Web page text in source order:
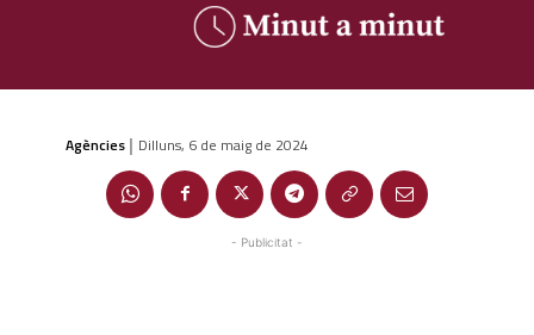
Agències | Dilluns, 6 de maig de 2024
- Publicitat -